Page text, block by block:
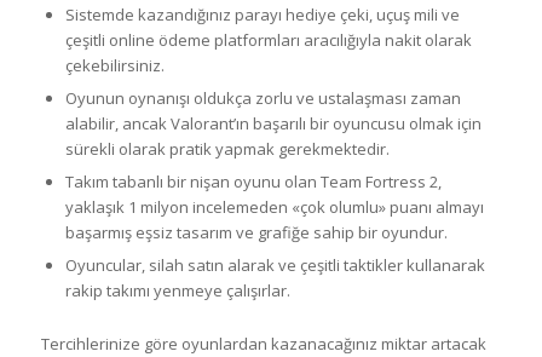
Sistemde kazandığınız parayı hediye çeki, uçuş mili ve
çeşitli online ödeme platformları aracılığıyla nakit olarak
çekebilirsiniz.
Oyunun oynanışı oldukça zorlu ve ustalaşması zaman
alabilir, ancak Valorant’ın başarılı bir oyuncusu olmak için
sürekli olarak pratik yapmak gerekmektedir.
Takım tabanlı bir nişan oyunu olan Team Fortress 2,
yaklaşık 1 milyon incelemeden «çok olumlu» puanı almayı
başarmış eşsiz tasarım ve grafiğe sahip bir oyundur.
Oyuncular, silah satın alarak ve çeşitli taktikler kullanarak
rakip takımı yenmeye çalışırlar.
Tercihlerinize göre oyunlardan kazanacağınız miktar artacak